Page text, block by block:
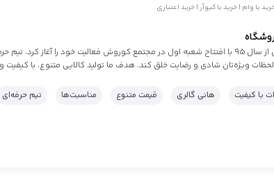
با وام | خرید با کیوآر | خرید اعتباری
هانی گالری از سال ۹۵ با افتتاح شعبه اول در مجتمع کوروش فعالیت خود را
ویژه‌تان شادی و رضایت خلق کند. هدف ما تولید کالایی متنوع، با
با کیفیت هانی گالری قیمت متنوع مناسبت‌ها تیم حرفه‌ای